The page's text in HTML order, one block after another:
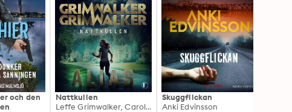
och den
Nattkullen
Leffe Grimwalker, Caroline Grimwalker
Skuggflickan
Anki Edvinsson